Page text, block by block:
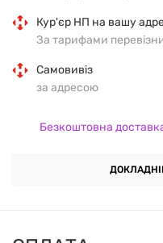
Кур'єр НП на вашу
За тарифами
Самовивіз
за адресою
Безкоштовна
Высокое
необходимых